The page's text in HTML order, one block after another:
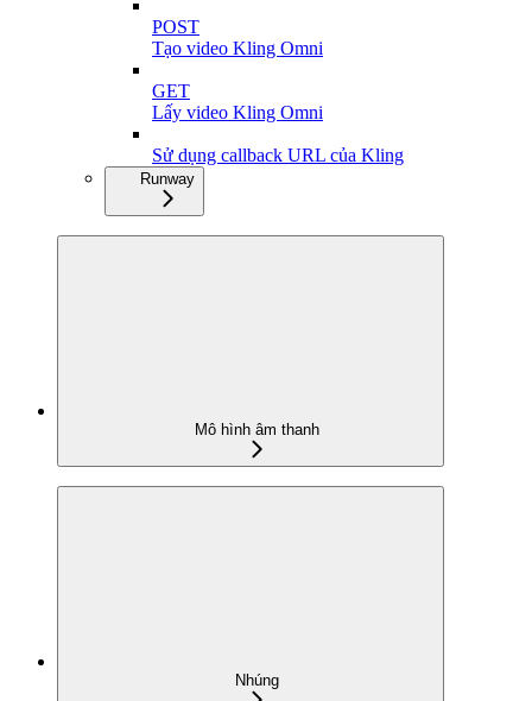
POST
Tạo video Kling Omni
GET
Lấy video Kling Omni
Sử dụng callback URL của Kling
Runway
Mô hình âm thanh
Nhúng